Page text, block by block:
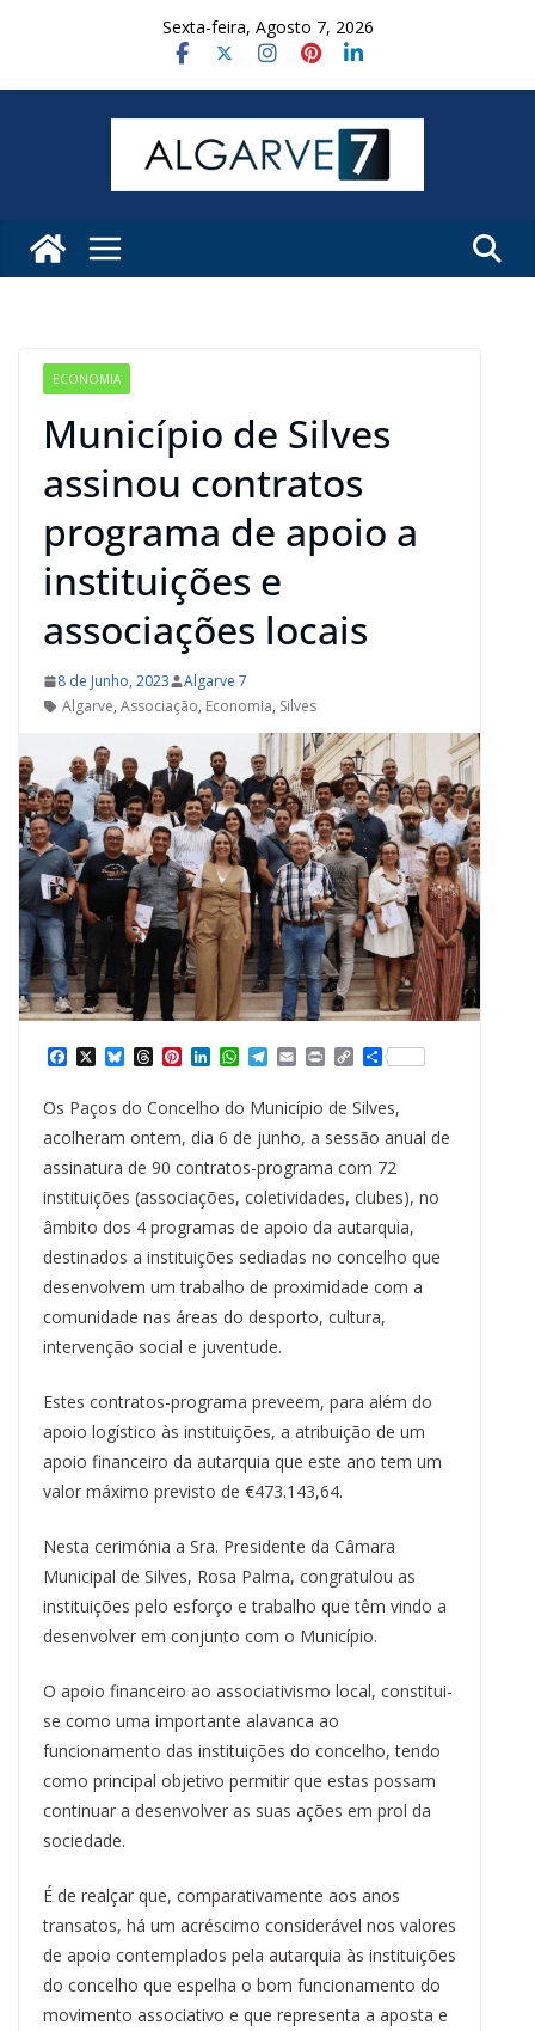
Sexta-feira, Agosto 7, 2026
ECONOMIA
Município de Silves
assinou contratos
programa de apoio a
instituições e
associações locais
8 de Junho, 2023
Algarve 7
Algarve, Associação, Economia, Silves
c
e
b
o
o
k
X B
u
e
s
k
y
T
r
e
a
d
s
P
t
e
r
e
s
t
L
k
e
d
I
n
W
t
s
A
p
p
T
e
g
r
a
m
E
a
i
l
P
n
t
C
p
y
L
i
n
k
S
r
e
Os Paços do Concelho do Município de Silves,
acolheram ontem, dia 6 de junho, a sessão anual de
assinatura de 90 contratos-programa com 72
instituições (associações, coletividades, clubes), no
âmbito dos 4 programas de apoio da autarquia,
destinados a instituições sediadas no concelho que
desenvolvem um trabalho de proximidade com a
comunidade nas áreas do desporto, cultura,
intervenção social e juventude.
Estes contratos-programa preveem, para além do
apoio logístico às instituições, a atribuição de um
apoio financeiro da autarquia que este ano tem um
valor máximo previsto de €473.143,64.
Nesta cerimónia a Sra. Presidente da Câmara
Municipal de Silves, Rosa Palma, congratulou as
instituições pelo esforço e trabalho que têm vindo a
desenvolver em conjunto com o Município.
O apoio financeiro ao associativismo local, constitui-
se como uma importante alavanca ao
funcionamento das instituições do concelho, tendo
como principal objetivo permitir que estas possam
continuar a desenvolver as suas ações em prol da
sociedade.
É de realçar que, comparativamente aos anos
transatos, há um acréscimo considerável nos valores
de apoio contemplados pela autarquia às instituições
do concelho que espelha o bom funcionamento do
movimento associativo e que representa a aposta e